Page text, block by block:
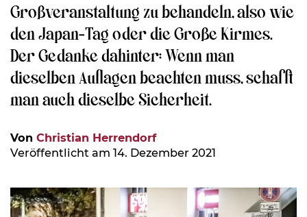
Großveranstaltung zu behandeln, also wie
den Japan-Tag oder die Große Kirmes.
Der Gedanke dahinter: Wenn man
dieselben Auflagen beachten muss, schafft
man auch dieselbe Sicherheit.
Von Christian Herrendorf
Veröffentlicht am 14. Dezember 2021